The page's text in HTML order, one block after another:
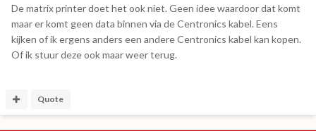
De matrix printer doet het ook niet. Geen idee waardoor dat komt
maar er komt geen data binnen via de Centronics kabel. Eens
kijken of ik ergens anders een andere Centronics kabel kan kopen.
Of ik stuur deze ook maar weer terug.
Quote